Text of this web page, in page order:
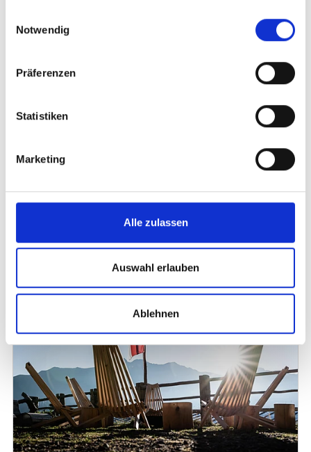
Notwendig
Präferenzen
Statistiken
Marketing
Alle zulassen
Auswahl erlauben
Ablehnen